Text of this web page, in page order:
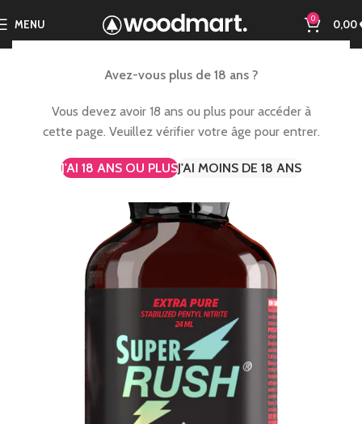
Avez-vous plus de 18 ans ?
Vous devez avoir 18 ans ou plus pour accéder à
cette page. Veuillez vérifier votre âge pour entrer.
J'AI 18 ANS OU PLUSJ'AI MOINS DE 18 ANS
MENU 0 0,00